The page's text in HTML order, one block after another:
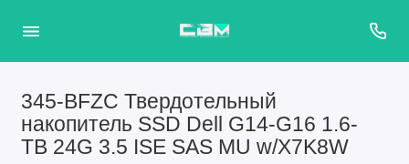
345-BFZC Твердотельный
накопитель SSD Dell G14-G16 1.6-
TB 24G 3.5 ISE SAS MU w/X7K8W